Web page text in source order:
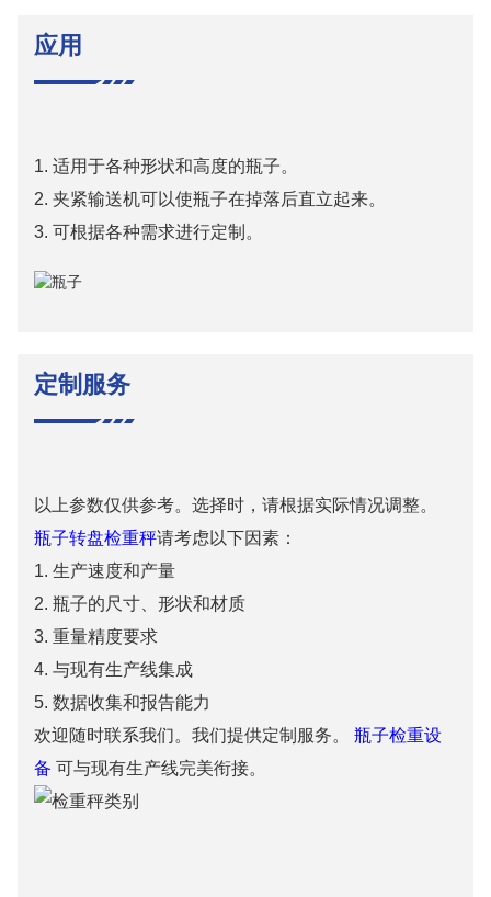
应用
1. 适用于各种形状和高度的瓶子。
2. 夹紧输送机可以使瓶子在掉落后直立起来。
3. 可根据各种需求进行定制。
定制服务
以上参数仅供参考。选择时，请根据实际情况调整。
瓶子转盘检重秤请考虑以下因素：
1. 生产速度和产量
2. 瓶子的尺寸、形状和材质
3. 重量精度要求
4. 与现有生产线集成
5. 数据收集和报告能力
欢迎随时联系我们。我们提供定制服务。 瓶子检重设
备 可与现有生产线完美衔接。